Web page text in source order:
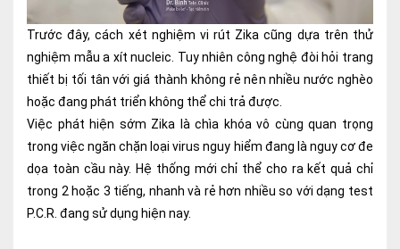
Vật lý trị liệu hồi phục chức năng
Xét nghiệm
Xét nghiệm sàng lọc NIPT
Chẩn đoán hình ảnh
Nội soi tiêu hóa
Các gói khám sức khỏe
Trước đây, cách xét nghiệm vi rút Zika cũng dựa trên thử
nghiệm mẫu a xít nucleic. Tuy nhiên công nghệ đòi hỏi trang
thiết bị tối tân với giá thành không rẻ nên nhiều nước nghèo
hoặc đang phát triển không thể chi trả được.
Việc phát hiện sớm Zika là chìa khóa vô cùng quan trọng
trong việc ngăn chặn loại virus nguy hiểm đang là nguy cơ đe
dọa toàn cầu này. Hệ thống mới chỉ thể cho ra kết quả chỉ
trong 2 hoặc 3 tiếng, nhanh và rẻ hơn nhiều so với dạng test
P.C.R. đang sử dụng hiện nay.